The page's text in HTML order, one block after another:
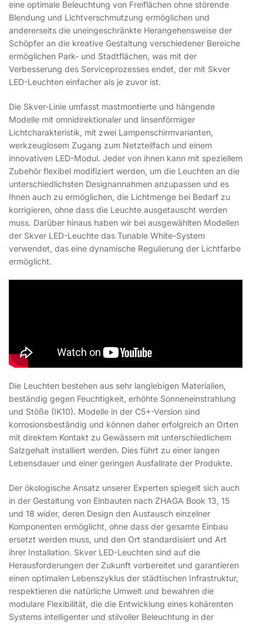
eine optimale Beleuchtung von Freiflächen ohne störende
Blendung und Lichtverschmutzung ermöglichen und
andererseits die uneingeschränkte Herangehensweise der
Schöpfer an die kreative Gestaltung verschiedener Bereiche
ermöglichen Park- und Stadtflächen, was mit der
Verbesserung des Serviceprozesses endet, der mit Skver
LED-Leuchten einfacher als je zuvor ist.
Die Skver-Linie umfasst mastmontierte und hängende
Modelle mit omnidirektionaler und linsenförmiger
Lichtcharakteristik, mit zwei Lampenschirmvarianten,
werkzeuglosem Zugang zum Netzteilfach und einem
innovativen LED-Modul. Jeder von ihnen kann mit speziellem
Zubehör flexibel modifiziert werden, um die Leuchten an die
unterschiedlichsten Designannahmen anzupassen und es
Ihnen auch zu ermöglichen, die Lichtmenge bei Bedarf zu
korrigieren, ohne dass die Leuchte ausgetauscht werden
muss. Darüber hinaus haben wir bei ausgewählten Modellen
der Skver LED-Leuchte das Tunable White-System
verwendet, das eine dynamische Regulierung der Lichtfarbe
ermöglicht.
Die Leuchten bestehen aus sehr langlebigen Materialien,
beständig gegen Feuchtigkeit, erhöhte Sonneneinstrahlung
und Stöße (IK10). Modelle in der C5+-Version sind
korrosionsbeständig und können daher erfolgreich an Orten
mit direktem Kontakt zu Gewässern mit unterschiedlichem
Salzgehalt installiert werden. Dies führt zu einer langen
Lebensdauer und einer geringen Ausfallrate der Produkte.
Der ökologische Ansatz unserer Experten spiegelt sich auch
in der Gestaltung von Einbauten nach ZHAGA Book 13, 15
und 18 wider, deren Design den Austausch einzelner
Komponenten ermöglicht, ohne dass der gesamte Einbau
ersetzt werden muss, und den Ort standardisiert und Art
ihrer Installation. Skver LED-Leuchten sind auf die
Herausforderungen der Zukunft vorbereitet und garantieren
einen optimalen Lebenszyklus der städtischen Infrastruktur,
respektieren die natürliche Umwelt und bewahren die
modulare Flexibilität, die die Entwicklung eines kohärenten
Systems intelligenter und stilvoller Beleuchtung in der